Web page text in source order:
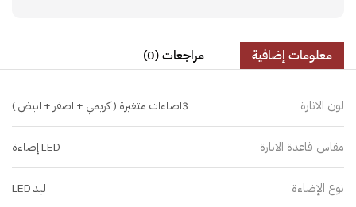
معلومات إضافية مراجعات (0)
لون الانارة 3اضاءات متغيرة ( كريمي + اصفر + ابيض )
مقاس قاعدة الانارة LED إضاءة
نوع الإضاءة ليد LED